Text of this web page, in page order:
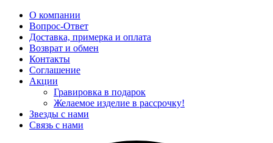
О компании
Вопрос-Ответ
Доставка, примерка и оплата
Возврат и обмен
Контакты
Соглашение
Акции
Гравировка в подарок
Желаемое изделие в рассрочку!
Звезды с нами
Связь с нами